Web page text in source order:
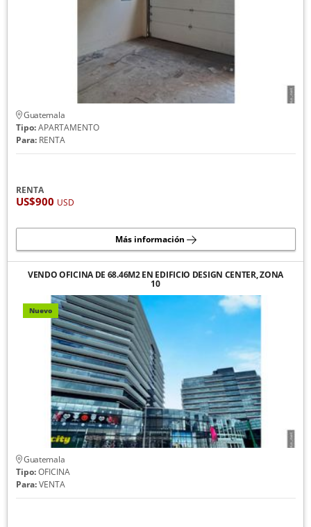
Guatemala
Tipo:APARTAMENTO
Para:RENTA
RENTA
US$900 USD
Más información
VENDO OFICINA DE 68.46M2 EN EDIFICIO DESIGN CENTER, ZONA
10
Nuevo
Guatemala
Tipo:OFICINA
Para:VENTA